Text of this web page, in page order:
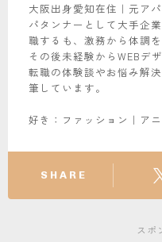
大阪出身愛知在住｜元ア
パタンナーとして大手企
職するも、激務から体調を
その後未経験からWEBデ
転職の体験談やお悩み解
筆しています。
好き：ファッション｜ア
SHARE
スポ